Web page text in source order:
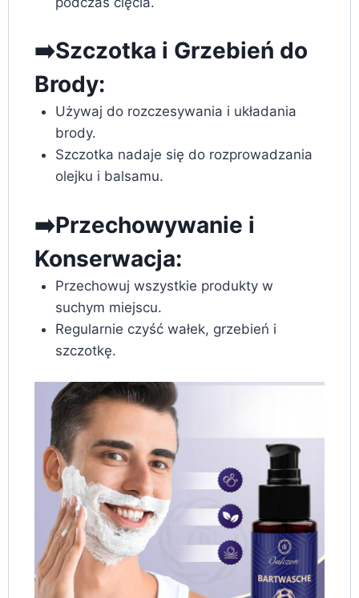
➡️Szczotka i Grzebień do
Brody:
Używaj do rozczesywania i układania
brody.
Szczotka nadaje się do rozprowadzania
olejku i balsamu.
➡️Przechowywanie i
Konserwacja:
Przechowuj wszystkie produkty w
suchym miejscu.
Regularnie czyść wałek, grzebień i
szczotkę.